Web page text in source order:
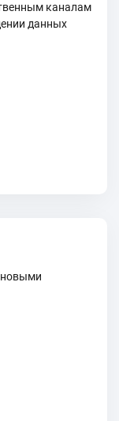
каналам
данных
новыми